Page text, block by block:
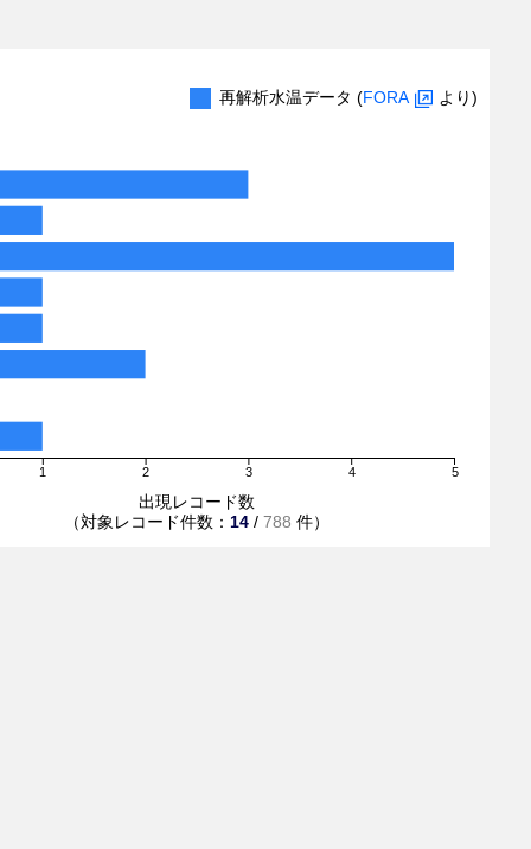
再解析水温データ (FORA より)
1 2 3 4 5
出現レコード数
（対象レコード件数： 14 /788 件）